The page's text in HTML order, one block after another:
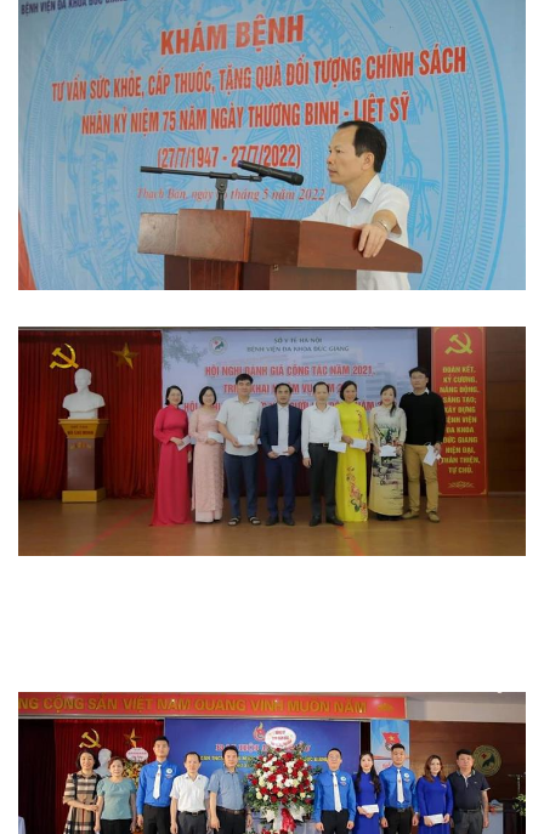
Thi đua khen thưởng
Hoạt động đoàn thể
Hoạt động chuyên môn